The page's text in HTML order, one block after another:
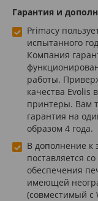
Гарантия и
Primacy
испытанного
Компания
работы.
качества Evolis
принтеры. Вам
гарантия на
образом 4 года.
В дополнение к
поставляется
обеспечения
имеющей
(совместимый с